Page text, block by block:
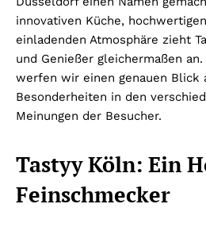
innovativen Küche,
einladenden Atmosphäre zieht
und Genießer gleichermaßen
werfen wir einen genauen Blick
Besonderheiten in den
Meinungen der Besucher.
Tastyy Köln: Ein
Feinschmecker